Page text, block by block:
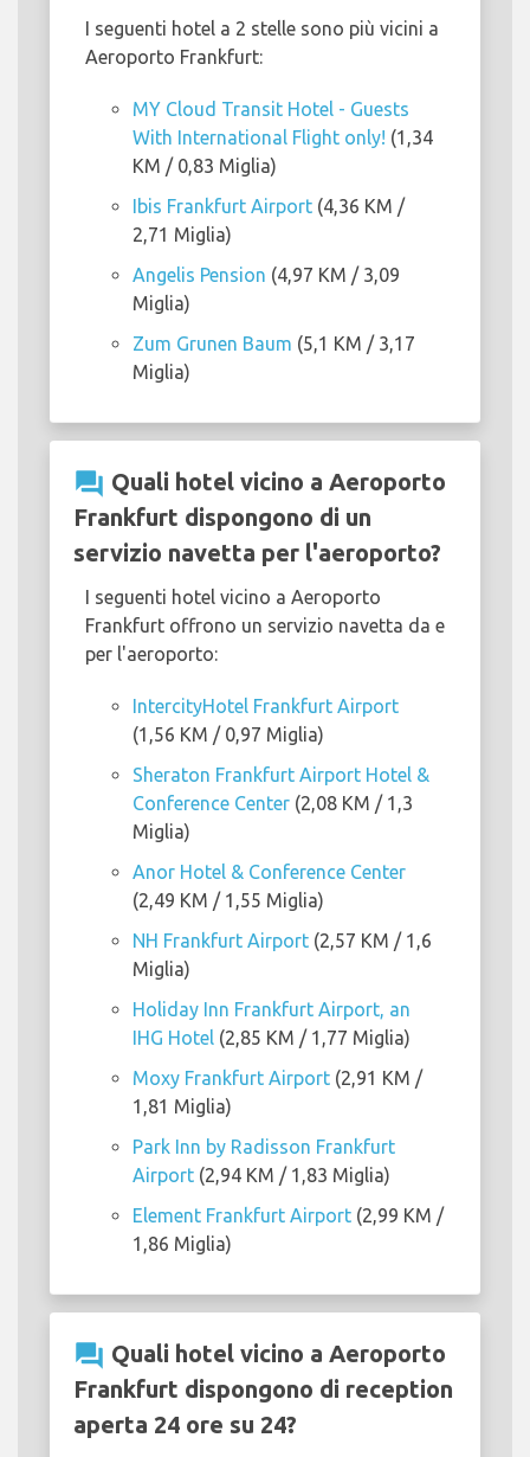
I seguenti hotel a 2 stelle sono più vicini a
Aeroporto Frankfurt:
MY Cloud Transit Hotel - Guests
With International Flight only! (1,34
KM / 0,83 Miglia)
Ibis Frankfurt Airport (4,36 KM /
2,71 Miglia)
Angelis Pension (4,97 KM / 3,09
Miglia)
Zum Grunen Baum (5,1 KM / 3,17
Miglia)
question_answer Quali hotel vicino a Aeroporto
Frankfurt dispongono di un
servizio navetta per l'aeroporto?
I seguenti hotel vicino a Aeroporto
Frankfurt offrono un servizio navetta da e
per l'aeroporto:
IntercityHotel Frankfurt Airport
(1,56 KM / 0,97 Miglia)
Sheraton Frankfurt Airport Hotel &
Conference Center (2,08 KM / 1,3
Miglia)
Anor Hotel & Conference Center
(2,49 KM / 1,55 Miglia)
NH Frankfurt Airport (2,57 KM / 1,6
Miglia)
Holiday Inn Frankfurt Airport, an
IHG Hotel (2,85 KM / 1,77 Miglia)
Moxy Frankfurt Airport (2,91 KM /
1,81 Miglia)
Park Inn by Radisson Frankfurt
Airport (2,94 KM / 1,83 Miglia)
Element Frankfurt Airport (2,99 KM /
1,86 Miglia)
question_answer Quali hotel vicino a Aeroporto
Frankfurt dispongono di reception
aperta 24 ore su 24?